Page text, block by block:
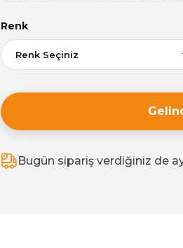
Renk
Bugün sipariş verdiğiniz de